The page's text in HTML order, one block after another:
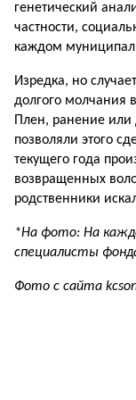
генетический
частности,
каждом
Изредка, но
долгого молчания
Плен, ранение или
позволяли этого
текущего года
возвращенных
родственники
*На фото: На
специалисты
Фото с сайта